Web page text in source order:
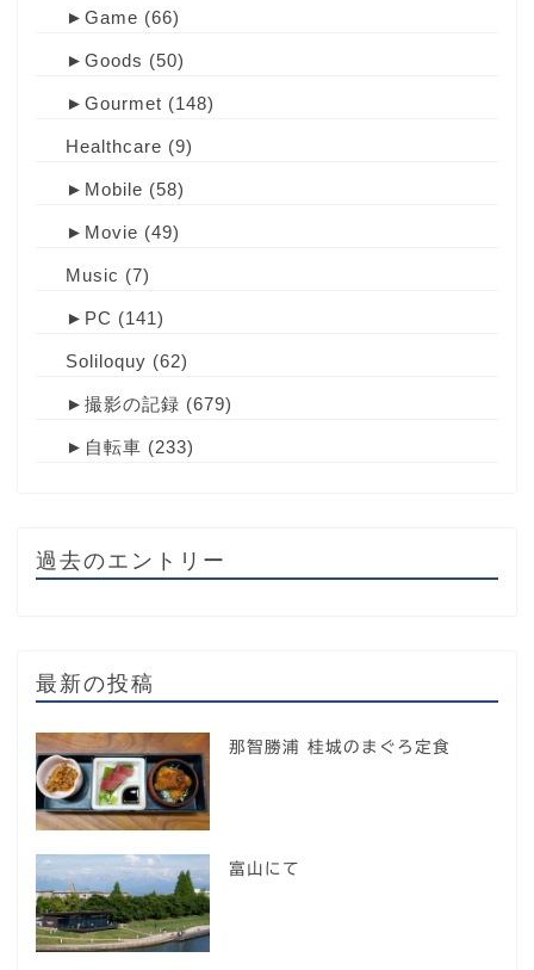
► Game (66)
► Goods (50)
► Gourmet (148)
Healthcare (9)
► Mobile (58)
► Movie (49)
Music (7)
► PC (141)
Soliloquy (62)
► 撮影の記録 (679)
► 自転車 (233)
過去のエントリー
最新の投稿
那智勝浦 桂城のまぐろ定食
富山にて